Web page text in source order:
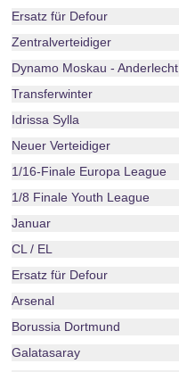
Ersatz für Defour
Zentralverteidiger
Dynamo Moskau - Anderlecht
Transferwinter
Idrissa Sylla
Neuer Verteidiger
1/16-Finale Europa League
1/8 Finale Youth League
Januar
CL / EL
Ersatz für Defour
Arsenal
Borussia Dortmund
Galatasaray